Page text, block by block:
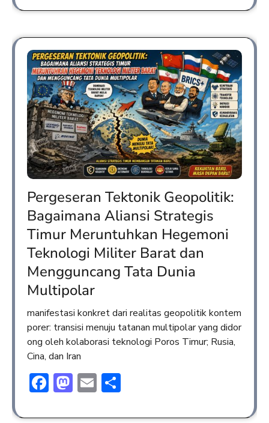
Pergeseran Tektonik Geopolitik:
Bagaimana Aliansi Strategis
Timur Meruntuhkan Hegemoni
Teknologi Militer Barat dan
Mengguncang Tata Dunia
Multipolar
manifestasi konkret dari realitas geopolitik kontem
porer: transisi menuju tatanan multipolar yang didor
ong oleh kolaborasi teknologi Poros Timur; Rusia,
Cina, dan Iran
Facebook
Mastodon
Email